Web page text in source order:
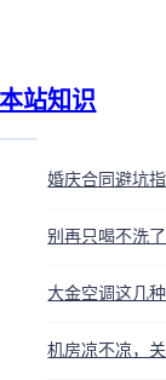
本站知识